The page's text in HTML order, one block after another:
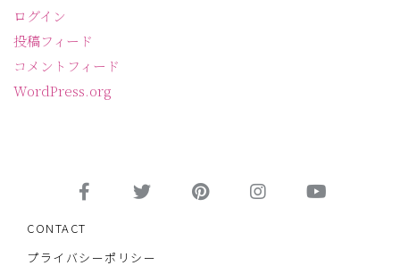
ログイン
投稿フィード
コメントフィード
WordPress.org
CONTACT
プライバシーポリシー